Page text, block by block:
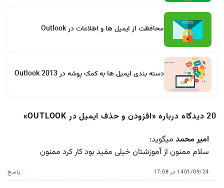
محافظت از ایمیل ها و اطلاعات در Outlook
دسته بندی ایمیل ها به کمک پوشه در Outlook 2013
20 دیدگاه درباره « افزودن و حذف ایمیل در OUTLOOK
»
امیر محمد میگوید:
سلام ممنون از آموزشتان خیلی مفید بود کار کرد ممنون
1401/09/24 در 17:08 پاسخ